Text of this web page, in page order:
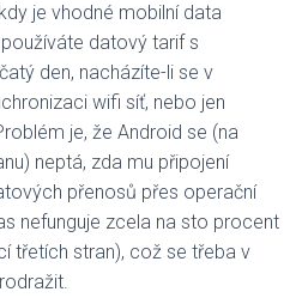
je vhodné mobilní data
datový tarif s
den, nacházíte-li se v
wifi síť, nebo jen
je, že Android se (na
neptá, zda mu připojení
přenosů přes operační
nefunguje zcela na sto procent
třetích stran), což se třeba v